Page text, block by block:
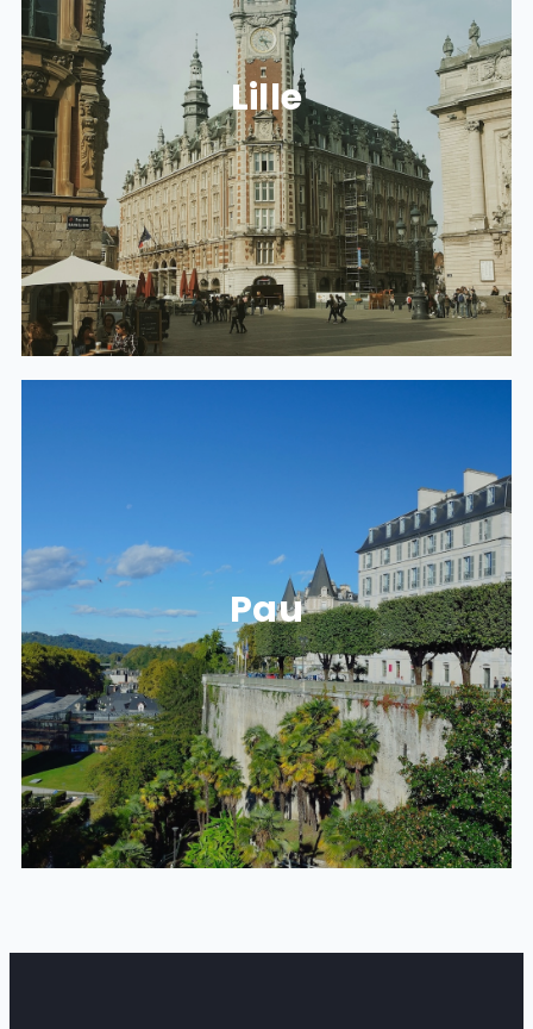
Lille
NOS LOCAUX À LILLE
612 Rue de al chaude rivière Shake Building, Lille
59800
Pau
NOS LOCAUX À PAU
47 Rue Henri Faisans, 64000 Pau